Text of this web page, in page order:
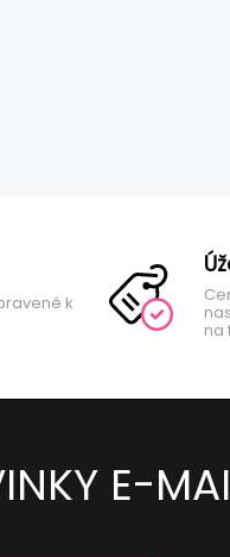
k
na
E-